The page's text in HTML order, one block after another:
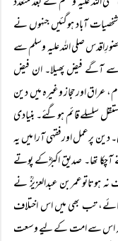
آباد ہوگئیں جنہوں نے
صلی اللہ علیہ وسلم سے
سے آگے فیض پھیلا۔ ان فیض
عراق اورحجاز وغیرہ میں دین
سلسلے قائم ہوگئے۔ بنیادی
دین پرعمل اورفقہی آرا میں یہ
تھا۔ صدیق اکبرؓکے پوتے
ہوتاتوعمربن عبدالعزیزؒ نے
جائے، تب بھی میں اس اختلاف
کہ اس سے امت کے لیے وسعت